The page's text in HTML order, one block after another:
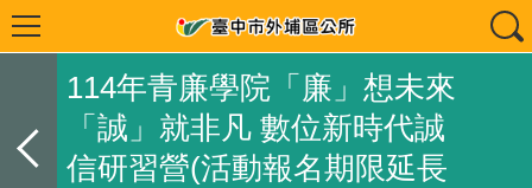
114年青廉學院「廉」想未來
「誠」就非凡 數位新時代誠
信研習營(活動報名期限延長